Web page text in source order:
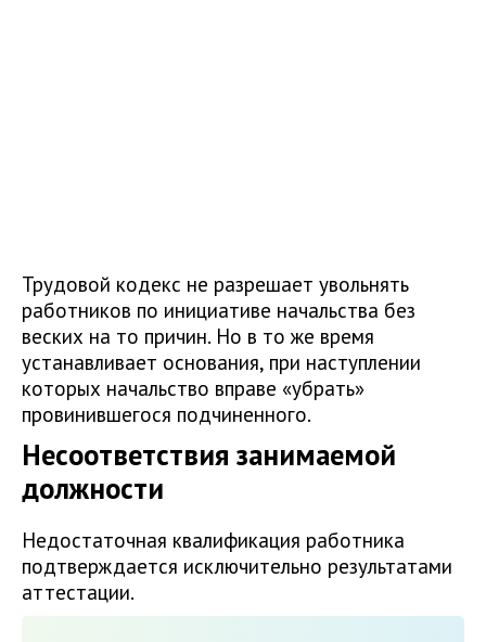
Трудовой кодекс не разрешает увольнять
работников по инициативе начальства без
веских на то причин. Но в то же время
устанавливает основания, при наступлении
которых начальство вправе «убрать»
провинившегося подчиненного.
Несоответствия занимаемой
должности
Недостаточная квалификация работника
подтверждается исключительно результатами
аттестации.